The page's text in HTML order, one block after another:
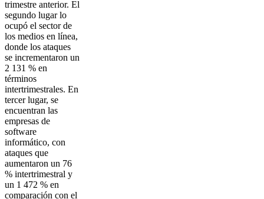
trimestre anterior. El
segundo lugar lo
ocupó el sector de
los medios en línea,
donde los ataques
se incrementaron un
2 131 % en
términos
intertrimestrales. En
tercer lugar, se
encuentran las
empresas de
software
informático, con
ataques que
aumentaron un 76
% intertrimestral y
un 1 472 % en
comparación con el